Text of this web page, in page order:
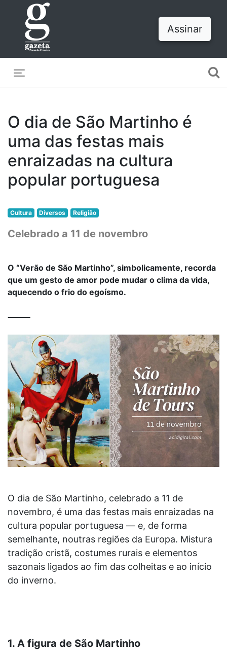
Assinar
O dia de São Martinho é
uma das festas mais
enraizadas na cultura
popular portuguesa
Cultura Diversos Religião
Celebrado a 11 de novembro
O “Verão de São Martinho”, simbolicamente, recorda
que um gesto de amor pode mudar o clima da vida,
aquecendo o frio do egoísmo.
⸻
O dia de São Martinho, celebrado a 11 de
novembro, é uma das festas mais enraizadas na
cultura popular portuguesa — e, de forma
semelhante, noutras regiões da Europa. Mistura
tradição cristã, costumes rurais e elementos
sazonais ligados ao fim das colheitas e ao início
do inverno.
1. A figura de São Martinho